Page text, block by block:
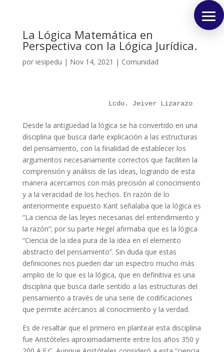
La Lógica Matemática en
Perspectiva con la Lógica Jurídica.
por iesipedu | Nov 14, 2021 | Comunidad
Lcdo. Jeiver Lizarazo
Desde la antigüedad la lógica se ha convertido en una
disciplina que busca darle explicación a las estructuras
del pensamiento, con la finalidad de establecer los
argumentos necesariamente correctos que faciliten la
comprensión y análisis de las ideas, logrando de esta
manera acercarnos con más precisión al conocimiento
y a la veracidad de los hechos. En razón de lo
anteriormente expuesto Kant señalaba que la lógica es
“La ciencia de las leyes necesarias del entendimiento y
la razón”; por su parte Hegel afirmaba que es la lógica
“Ciencia de la idea pura de la idea en el elemento
abstracto del pensamiento”. Sin duda que estas
definiciones nos pueden dar un espectro mucho más
amplio de lo que es la lógica, que en definitiva es una
disciplina que busca darle sentido a las estructuras del
pensamiento a través de una serie de codificaciones
que permite acércanos al conocimiento y la verdad.
Es de resaltar que el primero en plantear esta disciplina
fue Aristóteles aproximadamente entre los años 350 y